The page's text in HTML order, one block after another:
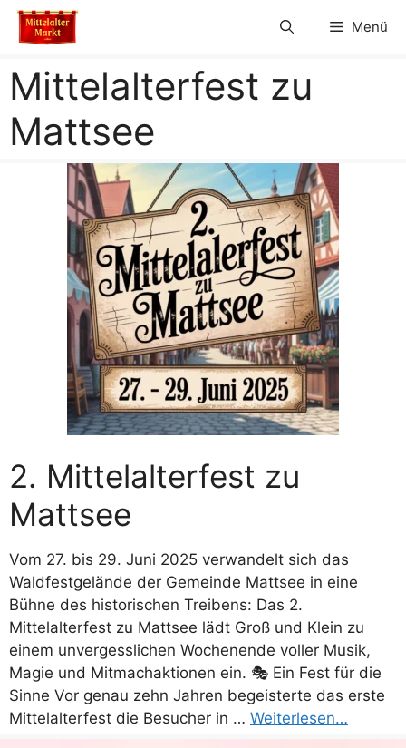
Zum
Inhalt
Menü
Mittelalterfest zu
Mattsee
2. Mittelalterfest zu
Mattsee
Vom 27. bis 29. Juni 2025 verwandelt sich das
Waldfestgelände der Gemeinde Mattsee in eine
Bühne des historischen Treibens: Das 2.
Mittelalterfest zu Mattsee lädt Groß und Klein zu
einem unvergesslichen Wochenende voller Musik,
Magie und Mitmachaktionen ein. 🎭 Ein Fest für die
Sinne Vor genau zehn Jahren begeisterte das erste
Mittelalterfest die Besucher in … Weiterlesen…